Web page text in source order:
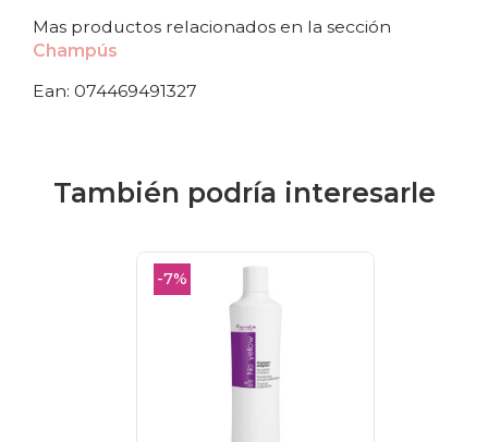
Mas productos relacionados en la sección
Champús
Ean: 074469491327
También podría interesarle
-7%